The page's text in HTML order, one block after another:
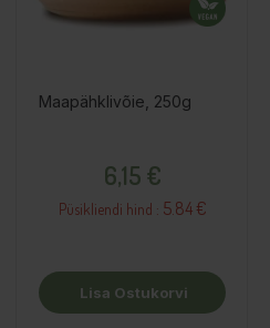
Maapähklivõie, 250g
6,15 €
Püsikliendi hind : 5.84 €
Lisa Ostukorvi